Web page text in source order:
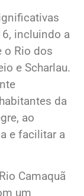
incluindo a
o Rio dos
e Scharlau.
da
ao
e facilitar a
Camaquã
um